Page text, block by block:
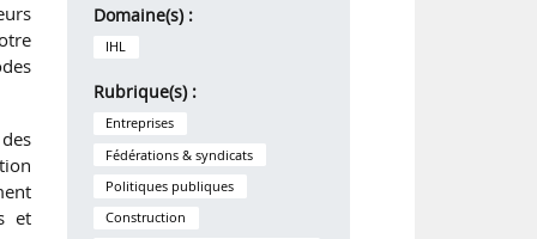
et
Domaine(s) :
IHL
Rubrique(s) :
Entreprises
Fédérations & syndicats
Politiques publiques
Construction